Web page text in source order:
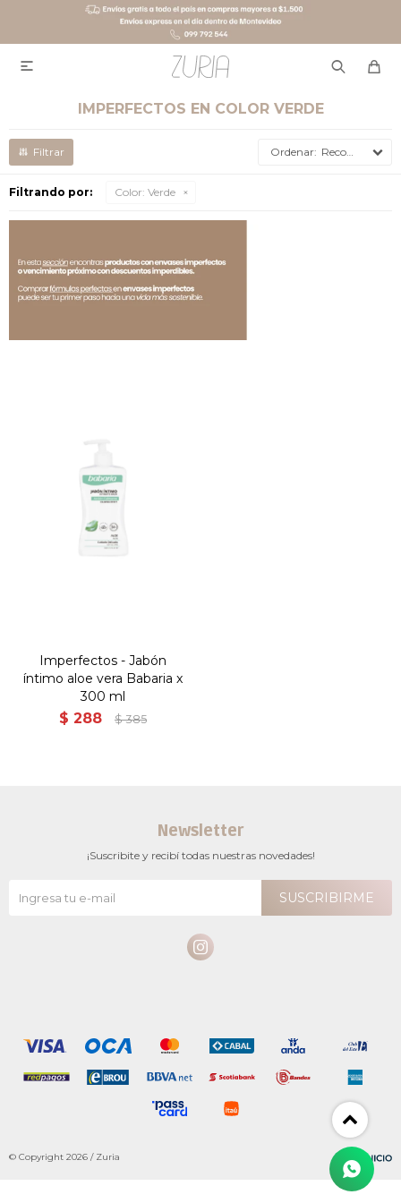

IMPERFECTOS EN COLOR VERDE
Recomendados
Filtrando por: Color: Verde
Imperfectos - Jabón
íntimo aloe vera Babaria x
300 ml
$ 288 $ 385
Newsletter
¡Suscribite y recibí todas nuestras novedades!
SUSCRIBIRME

© Copyright 2026 / Zuria